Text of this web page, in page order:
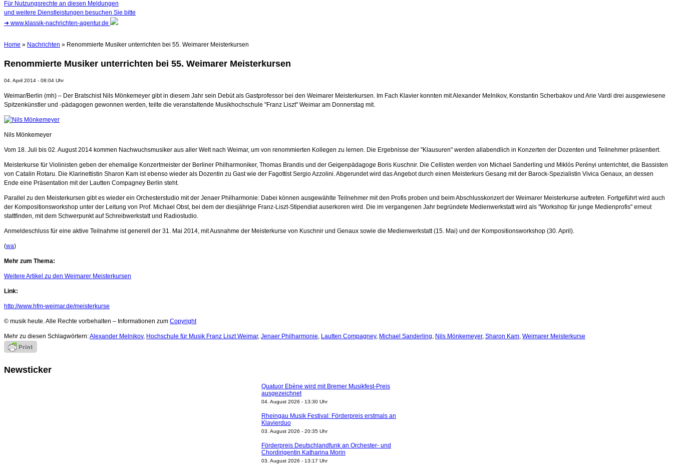
Für Nutzungsrechte an diesen Meldungen
und weitere Dienstleistungen besuchen Sie bitte
➜ www.klassik-nachrichten-agentur.de
Home » Nachrichten » Renommierte Musiker unterrichten bei 55. Weimarer Meisterkursen
Renommierte Musiker unterrichten bei 55. Weimarer Meisterkursen
04. April 2014 - 08:04 Uhr
Weimar/Berlin (mh) – Der Bratschist Nils Mönkemeyer gibt in diesem Jahr sein Debüt als Gastprofessor bei den Weimarer Meisterkursen. Im Fach Klavier konnten mit Alexander Melnikov, Konstantin Scherbakov und Arie Vardi drei ausgewiesene
Spitzenkünstler und -pädagogen gewonnen werden, teilte die veranstaltende Musikhochschule "Franz Liszt" Weimar am Donnerstag mit.
Nils Mönkemeyer
Vom 18. Juli bis 02. August 2014 kommen Nachwuchsmusiker aus aller Welt nach Weimar, um von renommierten Kollegen zu lernen. Die Ergebnisse der "Klausuren" werden allabendlich in Konzerten der Dozenten und Teilnehmer präsentiert.
Meisterkurse für Violinisten geben der ehemalige Konzertmeister der Berliner Philharmoniker, Thomas Brandis und der Geigenpädagoge Boris Kuschnir. Die Cellisten werden von Michael Sanderling und Miklós Perényi unterrichtet, die Bassisten
von Catalin Rotaru. Die Klarinettistin Sharon Kam ist ebenso wieder als Dozentin zu Gast wie der Fagottist Sergio Azzolini. Abgerundet wird das Angebot durch einen Meisterkurs Gesang mit der Barock-Spezialistin Vivica Genaux, an dessen
Ende eine Präsentation mit der Lautten Compagney Berlin steht.
Parallel zu den Meisterkursen gibt es wieder ein Orchesterstudio mit der Jenaer Philharmonie: Dabei können ausgewählte Teilnehmer mit den Profis proben und beim Abschlusskonzert der Weimarer Meisterkurse auftreten. Fortgeführt wird auch
der Kompositionsworkshop unter der Leitung von Prof. Michael Obst, bei dem der diesjährige Franz-Liszt-Stipendiat auserkoren wird. Die im vergangenen Jahr begründete Medienwerkstatt wird als "Workshop für junge Medienprofis" erneut
stattfinden, mit dem Schwerpunkt auf Schreibwerkstatt und Radiostudio.
Anmeldeschluss für eine aktive Teilnahme ist generell der 31. Mai 2014, mit Ausnahme der Meisterkurse von Kuschnir und Genaux sowie die Medienwerkstatt (15. Mai) und der Kompositionsworkshop (30. April).
(wa)
Mehr zum Thema:
Weitere Artikel zu den Weimarer Meisterkursen
Link:
http://www.hfm-weimar.de/meisterkurse
© musik heute. Alle Rechte vorbehalten – Informationen zum Copyright
Mehr zu diesen Schlagwörtern:Alexander Melnikov, Hochschule für Musik Franz Liszt Weimar, Jenaer Philharmonie, Lautten Compagney, Michael Sanderling, Nils Mönkemeyer, Sharon Kam, Weimarer Meisterkurse
Newsticker
Quatuor Ebène wird mit Bremer Musikfest-Preis
ausgezeichnet
04. August 2026 - 13:30 Uhr
Rheingau Musik Festival: Förderpreis erstmals an
Klavierduo
03. August 2026 - 20:35 Uhr
Förderpreis Deutschlandfunk an Orchester- und
Chordirigentin Katharina Morin
03. August 2026 - 13:17 Uhr